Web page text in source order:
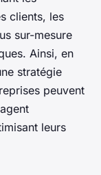
clients, les
sur-mesure
Ainsi, en
stratégie
peuvent
leurs